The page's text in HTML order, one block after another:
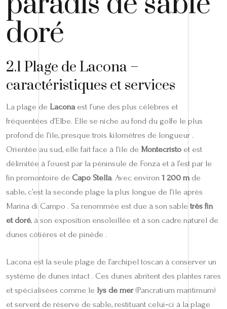
doré
2.1 Plage de Lacona –
caractéristiques et services
La plage de Laconaest l’une des plus célèbres et
fréquentées d’Elbe. Elle se niche au fond du golfe le plus
profond de l’île, presque trois kilomètres de longueur .
Orientée au sud, elle fait face à l’île de Montecristo et est
délimitée à l’ouest par la péninsule de Fonza et à l’est par le
fin promontoire de Capo Stella. Avec environ 1 200 m de
sable, c’est la seconde plage la plus longue de l’île après
Marina di Campo . Sa renommée est due à son sable très fin
et doré, à son exposition ensoleillée et à son cadre naturel de
dunes côtières et de pinède .
Lacona est la seule plage de l’archipel toscan à conserver un
système de dunes intact . Ces dunes abritent des plantes rares
et spécialisées comme le lys de mer(Pancratium maritimum)
et servent de réserve de sable, restituant celui‑ci à la plage